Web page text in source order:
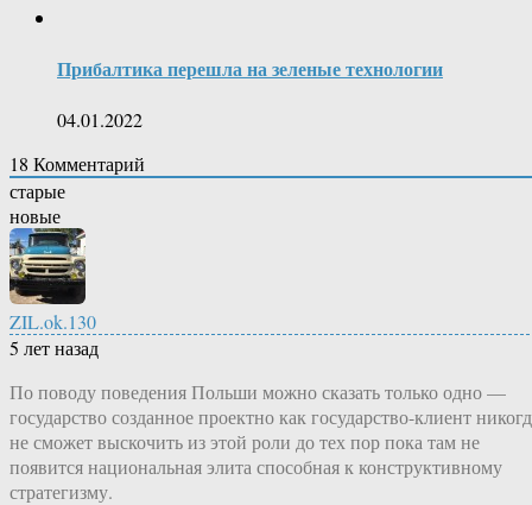
Прибалтика перешла на зеленые технологии
04.01.2022
18 Комментарий
старые
новые
ZIL.ok.130
5 лет назад
По поводу поведения Польши можно сказать только одно —
государство созданное проектно как государство-клиент
не сможет выскочить из этой роли до тех пор пока там не
появится национальная элита способная к конструктивному
стратегизму.